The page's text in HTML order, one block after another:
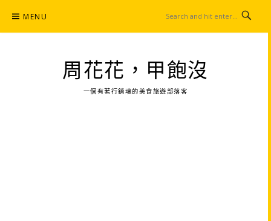
content
MENU
周花花，甲飽沒
一個有著行銷魂的美食旅遊部落客